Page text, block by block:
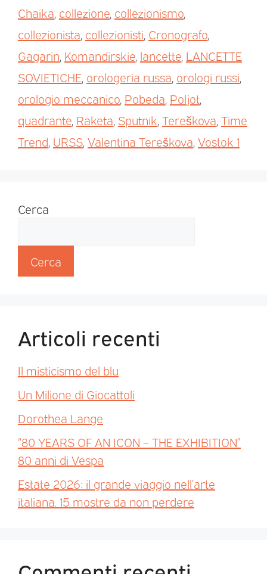
Chaika collezione collezionismo
collezionista collezionisti Cronografo
Gagarin Komandirskie lancette LANCETTE
SOVIETICHE orologeria russa orologi russi
orologio meccanico Pobeda Poljot
quadrante Raketa Sputnik Tereškova Time
Trend URSS Valentina Tereškova Vostok 1
Cerca
Cerca
Articoli recenti
Il misticismo del blu
Un Milione di Giocattoli
Dorothea Lange
“80 YEARS OF AN ICON – THE EXHIBITION”
80 anni di Vespa
Estate 2026: il grande viaggio nell’arte
italiana. 15 mostre da non perdere